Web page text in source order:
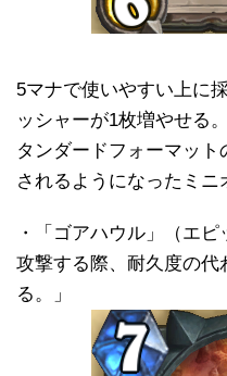
5マナで使いやすい上に
ッシャーが1枚増やせる
タンダードフォーマッ
されるようになったミニ
・「ゴアハウル」（エ
攻撃する際、耐久度の代
る。」